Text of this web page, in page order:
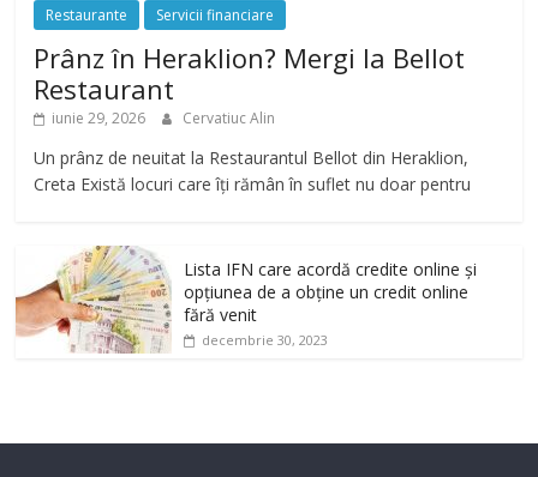
Restaurante Servicii financiare
Prânz în Heraklion? Mergi la Bellot
Restaurant
iunie 29, 2026 Cervatiuc Alin
Un prânz de neuitat la Restaurantul Bellot din Heraklion,
Creta Există locuri care îți rămân în suflet nu doar pentru
Lista IFN care acordă credite online și
opțiunea de a obține un credit online
fără venit
decembrie 30, 2023